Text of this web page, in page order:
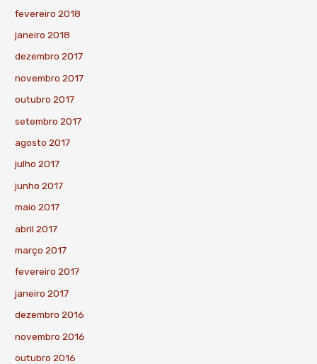
fevereiro 2018
janeiro 2018
dezembro 2017
novembro 2017
outubro 2017
setembro 2017
agosto 2017
julho 2017
junho 2017
maio 2017
abril 2017
março 2017
fevereiro 2017
janeiro 2017
dezembro 2016
novembro 2016
outubro 2016